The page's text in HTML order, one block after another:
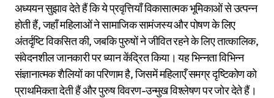
अध्ययन सुझाव देते हैं कि ये प्रवृत्तियाँ विकासात्मक भूमिकाओं से उत्पन्न
होती हैं, जहाँ महिलाओं ने सामाजिक सामंजस्य और पोषण के लिए
अंतर्दृष्टि विकसित की, जबकि पुरुषों ने जीवित रहने के लिए तात्कालिक,
संवेदनशील जानकारी पर ध्यान केंद्रित किया। यह भिन्नता विभिन्न
संज्ञानात्मक शैलियों का परिणाम है, जिसमें महिलाएँ समग्र दृष्टिकोण को
प्राथमिकता देती हैं और पुरुष विवरण-उन्मुख विश्लेषण पर जोर देते हैं।